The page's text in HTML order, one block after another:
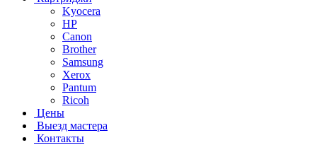
Kyocera
HP
Canon
Brother
Samsung
Xerox
Pantum
Ricoh
Цены
Выезд мастера
Контакты